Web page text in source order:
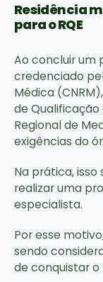
Residência
para o RQE
Ao concluir um
credenciado
Médica
de
Regional de
exigências do
Na prática, isso
realizar uma
especialista.
Por esse
sendo
de conquistar o